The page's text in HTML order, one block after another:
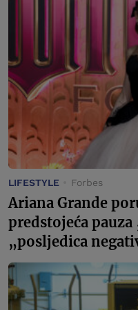
LIFESTYLE Forbes
Ariana Grande
predstojeća
„posljedica